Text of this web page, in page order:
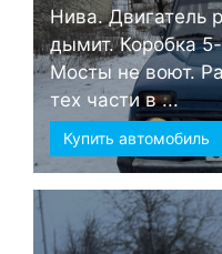
Нива. Двигатель
дымит. Коробка
Мосты не воют.
тех части в ...
Купить автомобиль